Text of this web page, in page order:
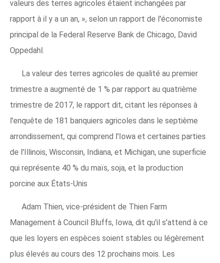
valeurs des terres agricoles étaient inchangées par
rapport à il y a un an, », selon un rapport de l'économiste
principal de la Federal Reserve Bank de Chicago, David
Oppedahl.
La valeur des terres agricoles de qualité au premier
trimestre a augmenté de 1 % par rapport au quatrième
trimestre de 2017, le rapport dit, citant les réponses à
l'enquête de 181 banquiers agricoles dans le septième
arrondissement, qui comprend l'Iowa et certaines parties
de l'Illinois, Wisconsin, Indiana, et Michigan, une superficie
qui représente 40 % du maïs, soja, et la production
porcine aux États-Unis
Adam Thien, vice-président de Thien Farm
Management à Council Bluffs, Iowa, dit qu'il s'attend à ce
que les loyers en espèces soient stables ou légèrement
plus élevés au cours des 12 prochains mois. Les